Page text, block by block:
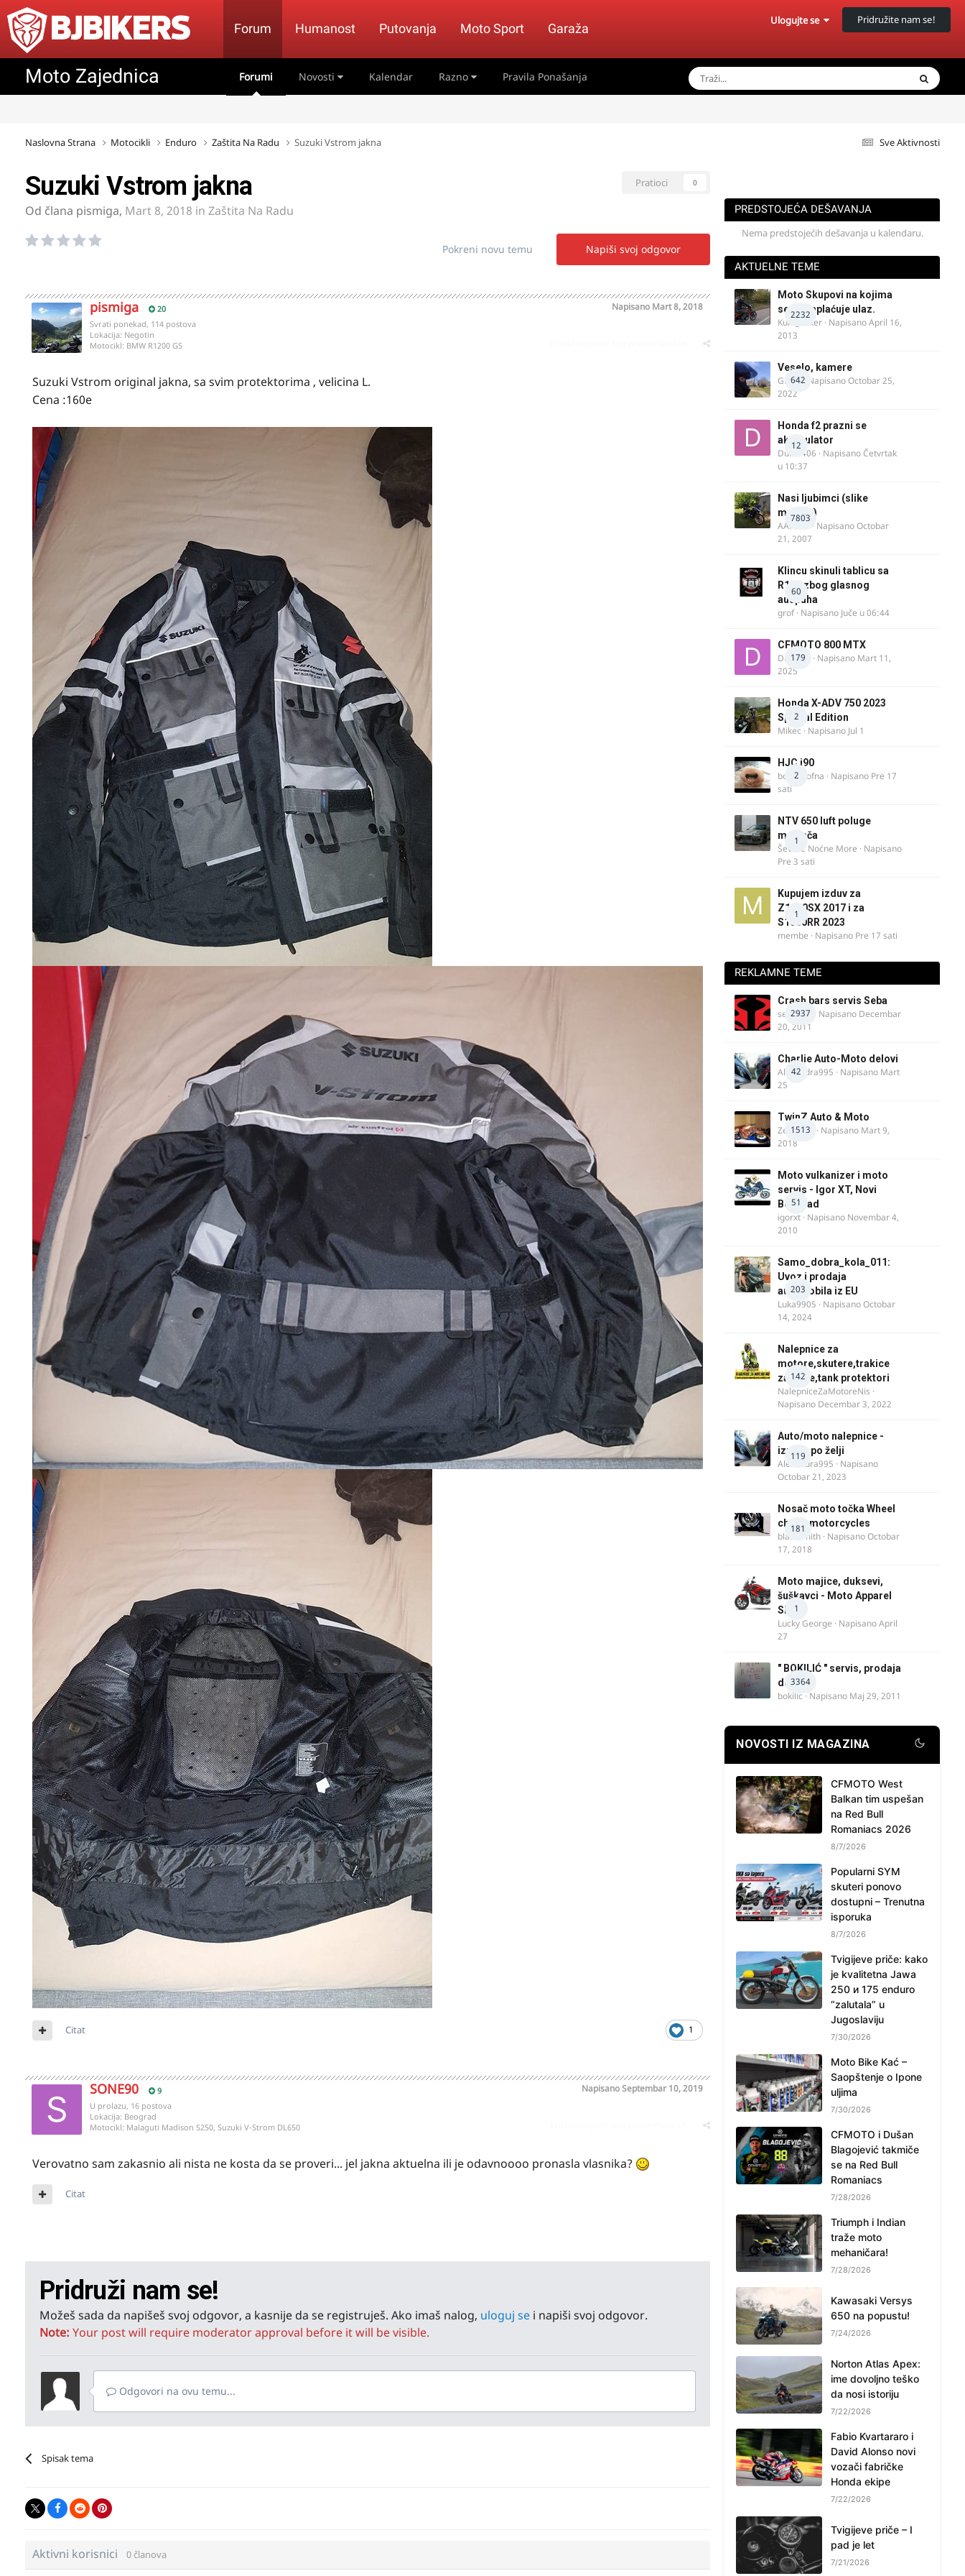
Forum Humanost Putovanja Moto Sport Garaža
Ulogujte se Pridružite nam se!
Moto Zajednica Forumi Novosti Kalendar Razno Pravila Ponašanja
Sve Aktivnosti
Naslovna Strana Motocikli Enduro Zaštita Na Radu Suzuki Vstrom jakna
Pratioci 0
Suzuki Vstrom jakna
Od člana pismiga, Mart 8, 2018 in Zaštita Na Radu
Napiši svoj odgovor
Pokreni novu temu
pismiga 20 Napisano Mart 8, 2018
Svrati ponekad, 114 postova
Lokacija: Negotin
Motocikl: BMW R1200 GS
Suzuki Vstrom original jakna, sa svim protektorima , velicina L.
Cena :160e
1
Citat
SONE90 9 NapisanoSeptembar 10, 2019
U prolazu, 16 postova
Lokacija: Beograd
Motocikl: Malaguti Madison S250, Suzuki V-Strom DL650
Verovatno sam zakasnio ali nista ne kosta da se proveri... jel jakna aktuelna ili je odavnoooo pronasla vlasnika?
Citat
Pridruži nam se!
Možeš sada da napišeš svoj odgovor, a kasnije da se registruješ. Ako imaš nalog, uloguj se i napiši svoj odgovor.
Note: Your post will require moderator approval before it will be visible.
Odgovori na ovu temu...
Spisak tema
Aktivni korisnici 0 članova
PREDSTOJEĆA DEŠAVANJA
Nema predstojećih dešavanja u kalendaru.
AKTUELNE TEME
2232
Moto Skupovi na kojima
se ne naplaćuje ulaz.
Kum_Mixer · NapisanoApril 16,
2013
642
Veselo, kamere
GR 46· NapisanoOctobar 25,
2022
12
Honda f2 prazni se
akomulator
Dule1406 · NapisanoČetvrtak
u 10:37
7803
Nasi ljubimci (slike
motora)
AArnold · NapisanoOctobar
21, 2007
60
Klincu skinuli tablicu sa
R125 zbog glasnog
auspuha
grof· Napisano Juče u 06:44
179
CFMOTO 800 MTX
Duta_91 · Napisano Mart 11,
2025
2
Honda X-ADV 750 2023
Special Edition
Mikec · Napisano Jul 1
2
HJC i90
bobi_krofna · Napisano Pre 17
sati
1
NTV 650 luft poluge
menjača
Ševa iz Noćne More · Napisano
Pre 3 sati
1
Kupujem izduv za
Z1000SX 2017 i za
S1000RR 2023
membe · Napisano Pre 17 sati
REKLAMNE TEME
2937
Crash bars servis Seba
seba011 · Napisano Decembar
20, 2011
42
Charlie Auto-Moto delovi
Alexandra995 · Napisano Mart
25
1513
TwinZ Auto & Moto
Zeljkamp · Napisano Mart 9,
2018
51
Moto vulkanizer i moto
servis - Igor XT, Novi
Beograd
igorxt · Napisano Novembar 4,
2010
203
Samo_dobra_kola_011:
Uvoz i prodaja
automobila iz EU
Luka9905 · NapisanoOctobar
14, 2024
142
Nalepnice za
motore,skutere,trakice
za felne,tank protektori
NalepniceZaMotoreNis ·
Napisano Decembar 3, 2022
119
Auto/moto nalepnice -
izrada po želji
Alexandra995 · Napisano
Octobar 21, 2023
181
Nosač moto točka Wheel
chock motorcycles
blacksmith · NapisanoOctobar
17, 2018
1
Moto majice, duksevi,
šuškavci - Moto Apparel
SRB
Lucky George · NapisanoApril
27
3364
" BOKILIĆ " servis, prodaja
delova
bokilic · Napisano Maj 29, 2011
NOVOSTI IZ MAGAZINA
CFMOTO West
Balkan tim uspešan
na Red Bull
Romaniacs 2026
8/7/2026
Popularni SYM
skuteri ponovo
dostupni – Trenutna
isporuka
8/7/2026
Tvigijeve priče: kako
je kvalitetna Jawa
250 и 175 enduro
“zalutala” u
Jugoslaviju
7/30/2026
Moto Bike Kać –
Saopštenje o Ipone
uljima
7/30/2026
CFMOTO i Dušan
Blagojević takmiče
se na Red Bull
Romaniacs
7/28/2026
Triumph i Indian
traže moto
mehaničara!
7/28/2026
Kawasaki Versys
650 na popustu!
7/24/2026
Norton Atlas Apex:
ime dovoljno teško
da nosi istoriju
7/22/2026
Fabio Kvartararo i
David Alonso novi
vozači fabričke
Honda ekipe
7/22/2026
Tvigijeve priče – I
pad je let
7/21/2026